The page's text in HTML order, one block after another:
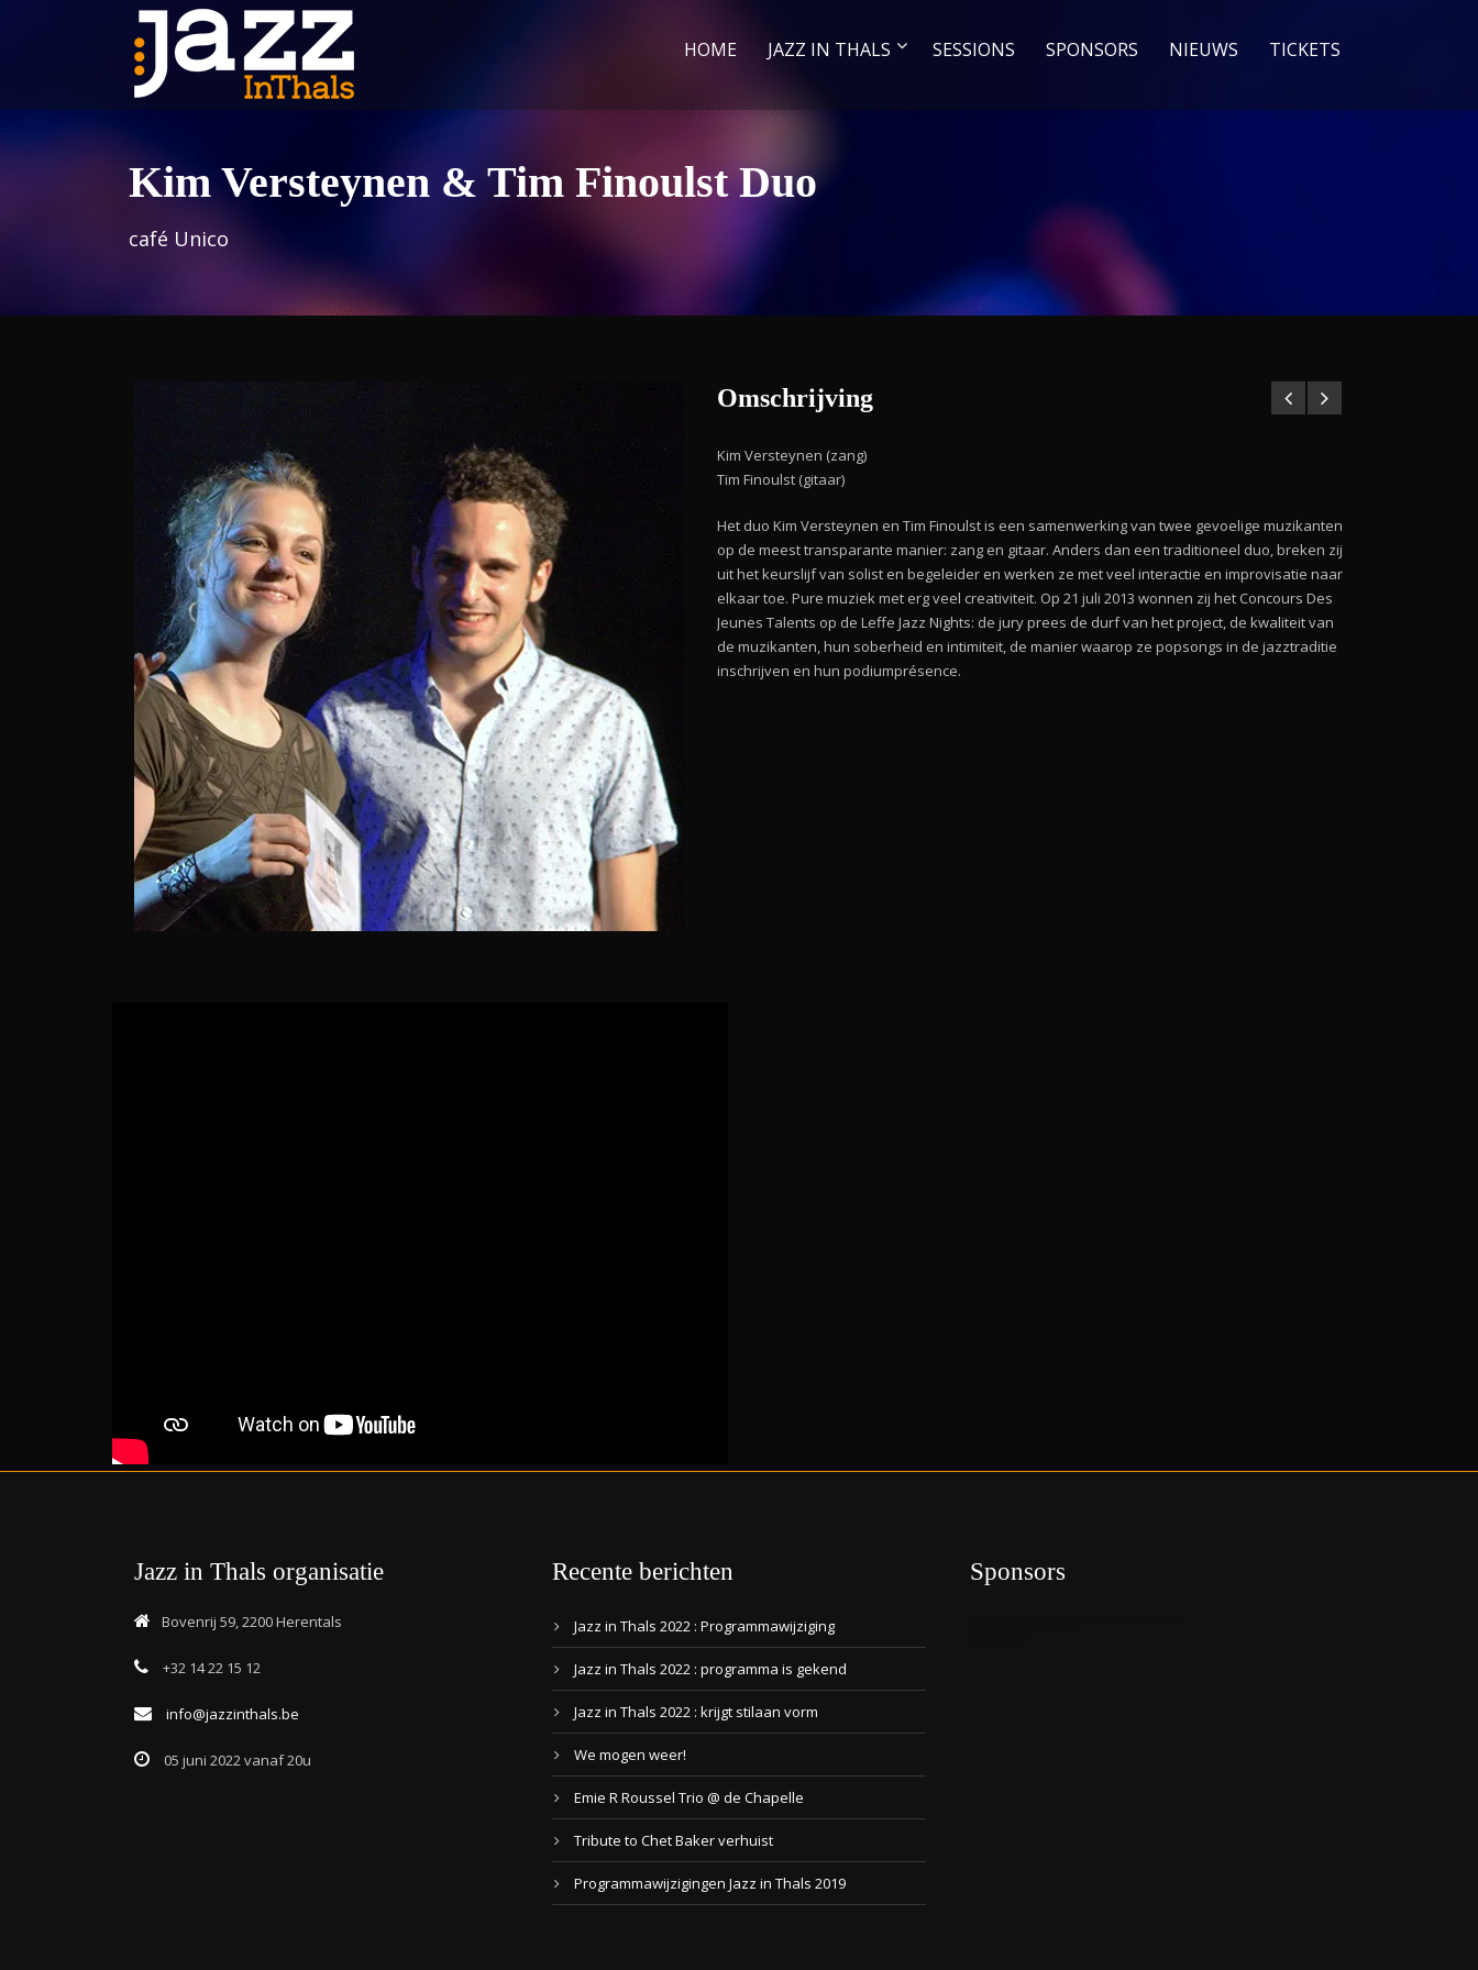
HOME JAZZ IN THALS SESSIONS SPONSORS NIEUWS TICKETS
Kim Versteynen & Tim Finoulst Duo
café Unico
Omschrijving
Kim Versteynen (zang)
Tim Finoulst (gitaar)
Het duo Kim Versteynen en Tim Finoulst is een samenwerking van twee gevoelige muzikanten
op de meest transparante manier: zang en gitaar. Anders dan een traditioneel duo, breken zij
uit het keurslijf van solist en begeleider en werken ze met veel interactie en improvisatie naar
elkaar toe. Pure muziek met erg veel creativiteit. Op 21 juli 2013 wonnen zij het Concours Des
Jeunes Talents op de Leffe Jazz Nights: de jury prees de durf van het project, de kwaliteit van
de muzikanten, hun soberheid en intimiteit, de manier waarop ze popsongs in de jazztraditie
inschrijven en hun podiumprésence.
Jazz in Thals organisatie
Bovenrij 59, 2200 Herentals
+32 14 22 15 12
info@jazzinthals.be
05 juni 2022 vanaf 20u
Recente berichten
Jazz in Thals 2022 : Programmawijziging
Jazz in Thals 2022 : programma is gekend
Jazz in Thals 2022 : krijgt stilaan vorm
We mogen weer!
Emie R Roussel Trio @ de Chapelle
Tribute to Chet Baker verhuist
Programmawijzigingen Jazz in Thals 2019
Sponsors